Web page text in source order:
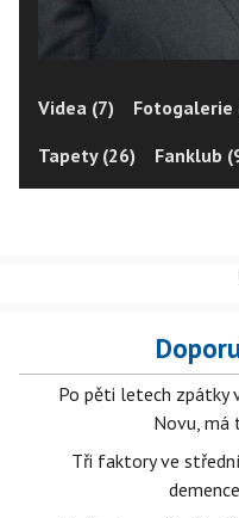
Videa (7) Fotogalerie
Tapety (26)
Fanklub
Po pěti letech zpátky
Novu, má
Tři faktory ve